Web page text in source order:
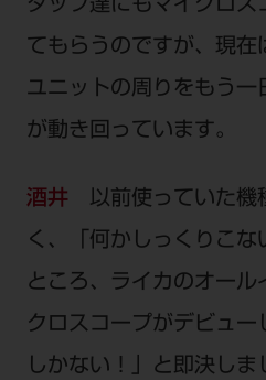
タッフ達にもマイクロス
てもらうのですが、現
ユニットの周りをもう一
が動き回っています。
酒井 以前使っていた機
く、「何かしっくりこ
ところ、ライカのオール
クロスコープがデビュー
しかない！」と即決し